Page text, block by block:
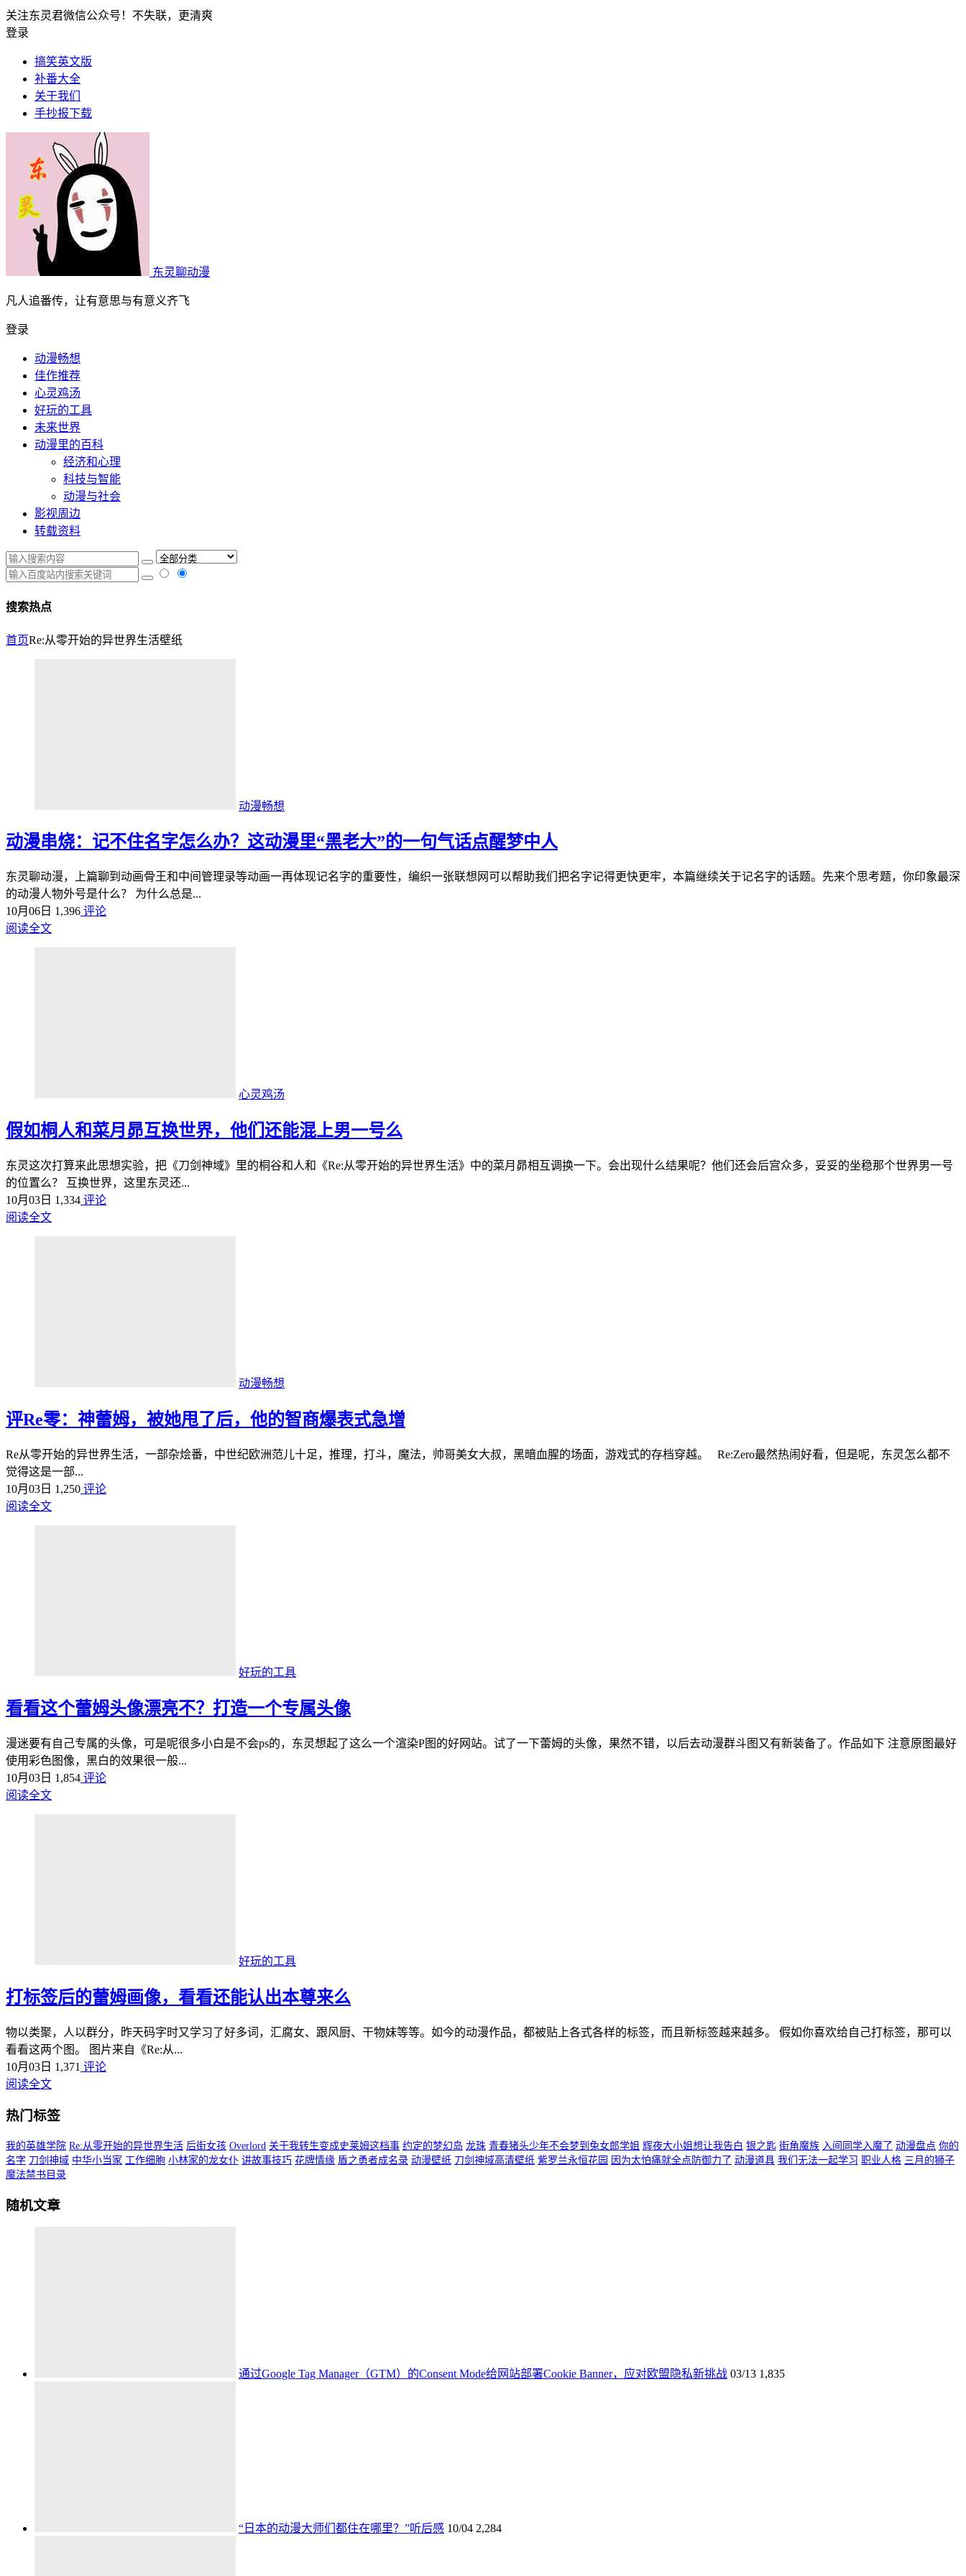
关注东灵君微信公众号！不失联，更清爽
登录
搞笑英文版
补番大全
关于我们
手抄报下载
东灵聊动漫
凡人追番传，让有意思与有意义齐飞
登录
动漫畅想
佳作推荐
心灵鸡汤
好玩的工具
未来世界
动漫里的百科
经济和心理
科技与智能
动漫与社会
影视周边
转载资料
搜索热点
首页Re:从零开始的异世界生活壁纸
动漫畅想
动漫串烧：记不住名字怎么办？这动漫里“黑老大”的一句气话点醒梦中人
东灵聊动漫，上篇聊到动画骨王和中间管理录等动画一再体现记名字的重要性，编织一张联想网可以帮助我们把名字记得更快更牢，本篇继续关于记名字的话题。先来个思考题，你印象最深
的动漫人物外号是什么？ 为什么总是...
10月06日 1,396 评论
阅读全文
心灵鸡汤
假如桐人和菜月昴互换世界，他们还能混上男一号么
东灵这次打算来此思想实验，把《刀剑神域》里的桐谷和人和《Re:从零开始的异世界生活》中的菜月昴相互调换一下。会出现什么结果呢？他们还会后宫众多，妥妥的坐稳那个世界男一号
的位置么？ 互换世界，这里东灵还...
10月03日 1,334 评论
阅读全文
动漫畅想
评Re零：神蕾姆，被她甩了后，他的智商爆表式急增
Re从零开始的异世界生活，一部杂烩番，中世纪欧洲范儿十足，推理，打斗，魔法，帅哥美女大叔，黑暗血腥的场面，游戏式的存档穿越。 Re:Zero最然热闹好看，但是呢，东灵怎么都不
觉得这是一部...
10月03日 1,250 评论
阅读全文
好玩的工具
看看这个蕾姆头像漂亮不？打造一个专属头像
漫迷要有自己专属的头像，可是呢很多小白是不会ps的，东灵想起了这么一个渲染P图的好网站。试了一下蕾姆的头像，果然不错，以后去动漫群斗图又有新装备了。作品如下 注意原图最好
使用彩色图像，黑白的效果很一般...
10月03日 1,854 评论
阅读全文
好玩的工具
打标签后的蕾姆画像，看看还能认出本尊来么
物以类聚，人以群分，昨天码字时又学习了好多词，汇腐女、跟风厨、干物妹等等。如今的动漫作品，都被贴上各式各样的标签，而且新标签越来越多。 假如你喜欢给自己打标签，那可以
看看这两个图。 图片来自《Re:从...
10月03日 1,371 评论
阅读全文
热门标签
我的英雄学院 Re:从零开始的异世界生活 后街女孩 Overlord 关于我转生变成史莱姆这档事 约定的梦幻岛 龙珠 青春猪头少年不会梦到兔女郎学姐 辉夜大小姐想让我告白 银之匙 街角魔族 入间同学入魔了 动漫盘点 你的
名字 刀剑神域 中华小当家 工作细胞 小林家的龙女仆 讲故事技巧 花牌情缘 盾之勇者成名录 动漫壁纸 刀剑神域高清壁纸 紫罗兰永恒花园 因为太怕痛就全点防御力了 动漫道具 我们无法一起学习 职业人格 三月的狮子
魔法禁书目录
随机文章
通过Google Tag Manager（GTM）的Consent Mode给网站部署Cookie Banner，应对欧盟隐私新挑战 03/13 1,835
“日本的动漫大师们都住在哪里？”听后感 10/04 2,284